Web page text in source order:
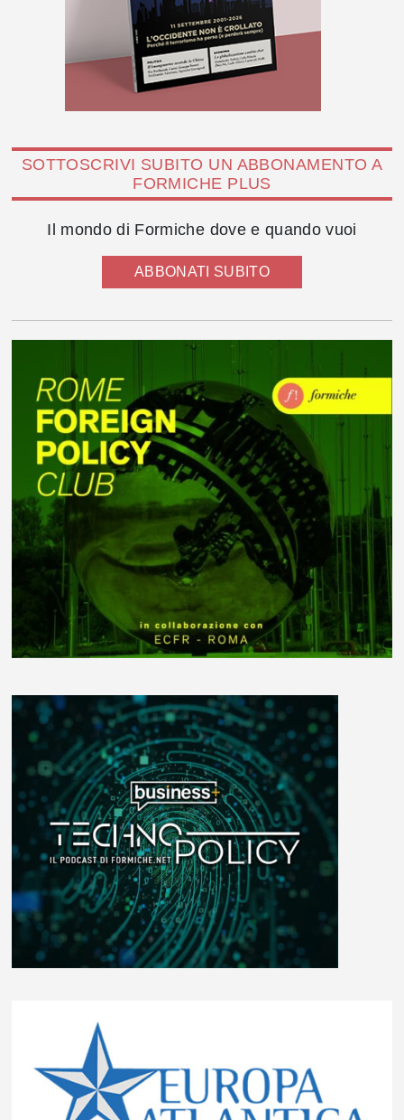
SOTTOSCRIVI SUBITO UN ABBONAMENTO A
FORMICHE PLUS
Il mondo di Formiche dove e quando vuoi
ABBONATI SUBITO